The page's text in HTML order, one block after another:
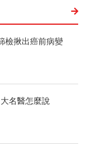
檢揪出癌前病變
名醫怎麼說